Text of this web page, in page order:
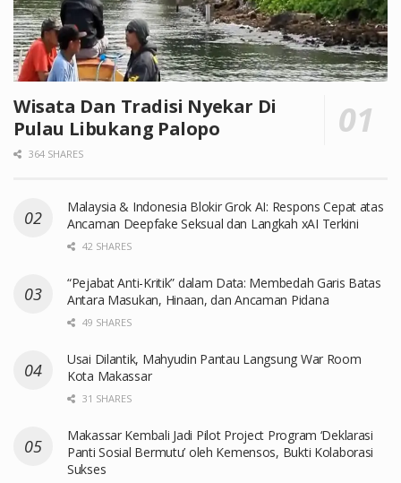
Wisata Dan Tradisi Nyekar Di
Pulau Libukang Palopo
364 SHARES
Malaysia & Indonesia Blokir Grok AI: Respons Cepat atas
Ancaman Deepfake Seksual dan Langkah xAI Terkini
42 SHARES
“Pejabat Anti-Kritik” dalam Data: Membedah Garis Batas
Antara Masukan, Hinaan, dan Ancaman Pidana
49 SHARES
Usai Dilantik, Mahyudin Pantau Langsung War Room
Kota Makassar
31 SHARES
Makassar Kembali Jadi Pilot Project Program ‘Deklarasi
Panti Sosial Bermutu’ oleh Kemensos, Bukti Kolaborasi
Sukses